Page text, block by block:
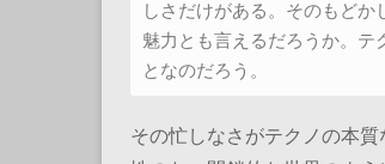
しさだけがある。そのもど
魅力とも言えるだろうか。テ
となのだろう。
その忙しなさがテクノの本